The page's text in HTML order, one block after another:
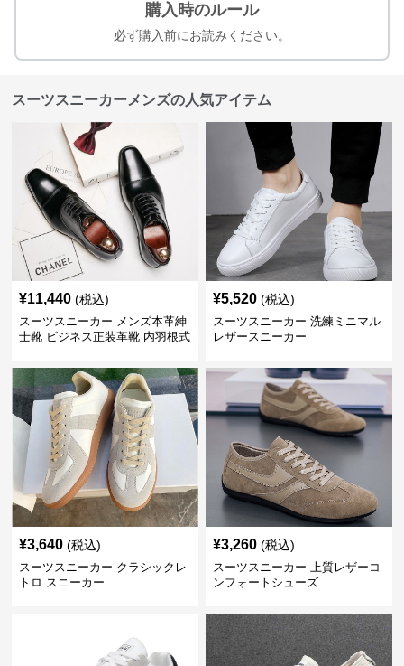
購入時のルール
必ず購入前にお読みください。
スーツスニーカーメンズの人気アイテム
¥11,440 (税込)
スーツスニーカー メンズ本革紳
士靴 ビジネス正装革靴 内羽根式
¥5,520 (税込)
スーツスニーカー 洗練ミニマル
レザースニーカー
¥3,640 (税込)
スーツスニーカー クラシックレ
トロ スニーカー
¥3,260 (税込)
スーツスニーカー 上質レザーコ
ンフォートシューズ